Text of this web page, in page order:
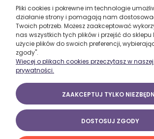
Spodenki na siłownię męskie
Pliki cookies i pokrewne im technologie
działanie strony i pomagają nam
Twoich potrzeb. Możesz zaakceptować
nas wszystkich tych plików i przejść do
użycie plików do swoich preferencji,
zgody".
Więcej o plikach cookies przeczytasz w
prywatności.
ZAAKCEPTUJ TYLKO
DOSTOSUJ ZGODY